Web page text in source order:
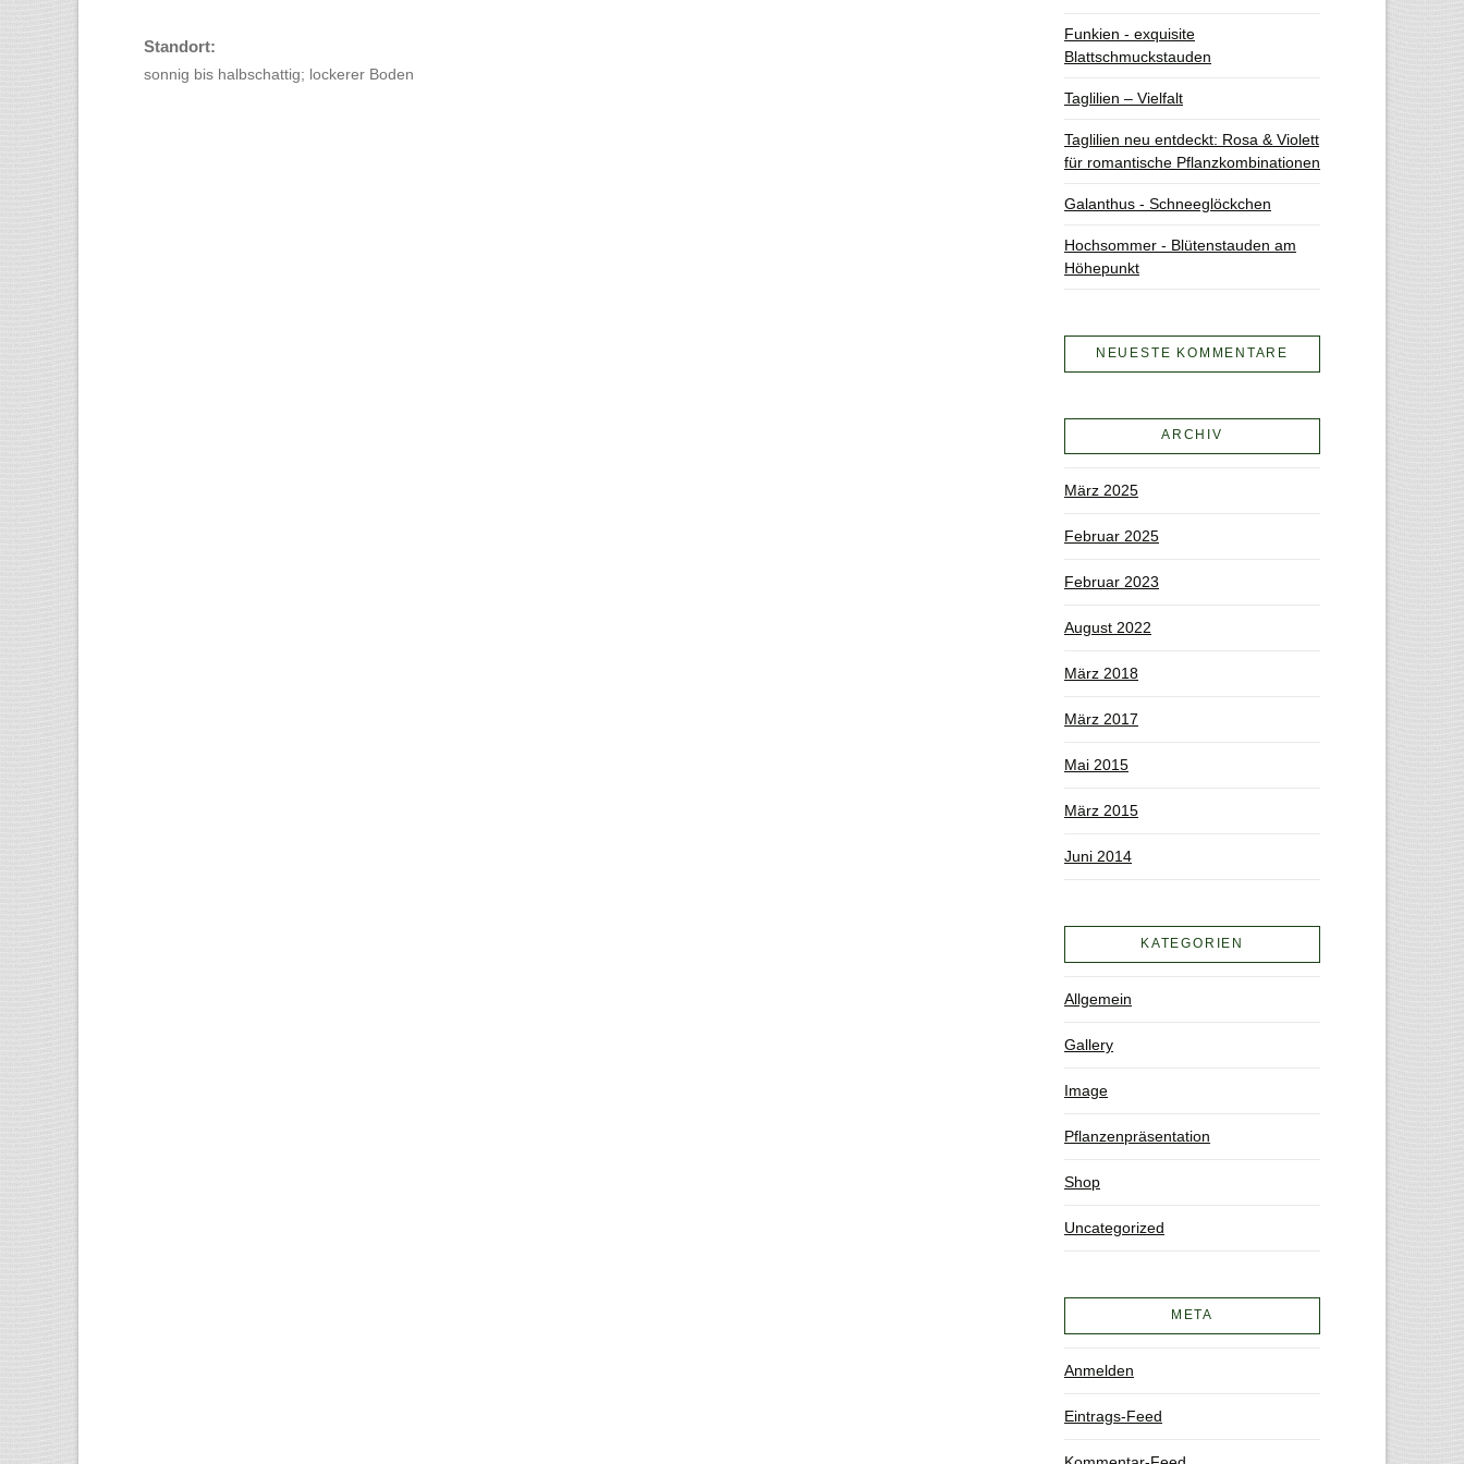
Standort:
sonnig bis halbschattig; lockerer Boden
Funkien - exquisite
Blattschmuckstauden
Taglilien – Vielfalt
Taglilien neu entdeckt: Rosa & Violett
für romantische Pflanzkombinationen
Galanthus - Schneeglöckchen
Hochsommer - Blütenstauden am
Höhepunkt
NEUESTE KOMMENTARE
ARCHIV
März 2025
Februar 2025
Februar 2023
August 2022
März 2018
März 2017
Mai 2015
März 2015
Juni 2014
KATEGORIEN
Allgemein
Gallery
Image
Pflanzenpräsentation
Shop
Uncategorized
META
Anmelden
Eintrags-Feed